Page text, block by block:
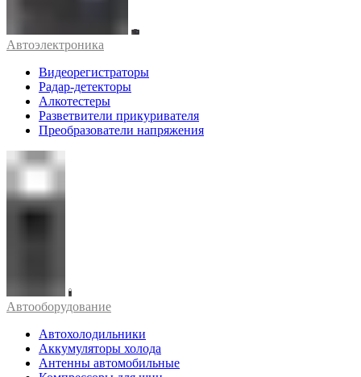
Автоэлектроника
Видеорегистраторы
Радар-детекторы
Алкотестеры
Разветвители прикуривателя
Преобразователи напряжения
Автооборудование
Автохолодильники
Аккумуляторы холода
Антенны автомобильные